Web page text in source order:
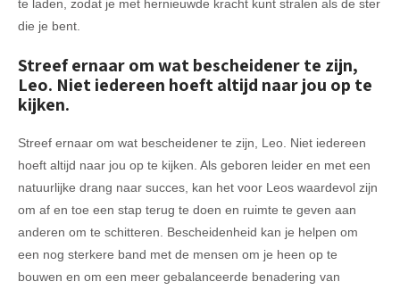
te laden, zodat je met hernieuwde kracht kunt stralen als de ster
die je bent.
Streef ernaar om wat bescheidener te zijn,
Leo. Niet iedereen hoeft altijd naar jou op te
kijken.
Streef ernaar om wat bescheidener te zijn, Leo. Niet iedereen
hoeft altijd naar jou op te kijken. Als geboren leider en met een
natuurlijke drang naar succes, kan het voor Leos waardevol zijn
om af en toe een stap terug te doen en ruimte te geven aan
anderen om te schitteren. Bescheidenheid kan je helpen om
een nog sterkere band met de mensen om je heen op te
bouwen en om een meer gebalanceerde benadering van